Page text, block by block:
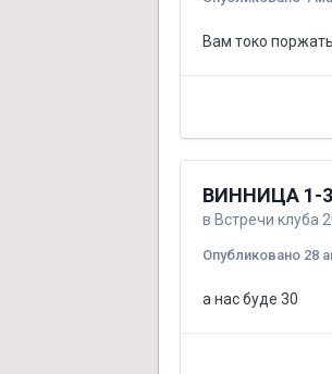
Вам токо
ВИННИЦА 1-
в Встречи клуба
Опубликовано 28
а нас буде 30